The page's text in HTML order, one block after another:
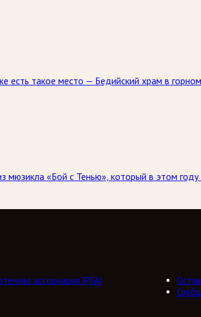
такое место — Бедийский храм в горном
мюзикла «Бой с Тенью», который в этом
ассоциация (РБА)